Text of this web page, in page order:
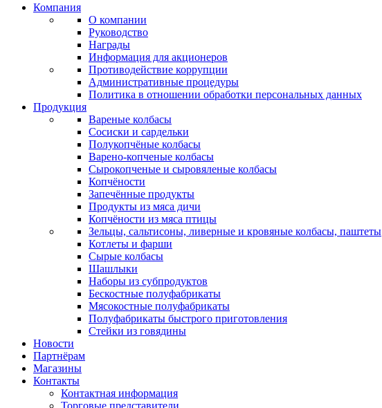
Компания
О компании
Руководство
Награды
Информация для акционеров
Противодействие коррупции
Административные процедуры
Политика в отношении обработки персональных данных
Продукция
Вареные колбасы
Сосиски и сардельки
Полукопчёные колбасы
Варено-копченые колбасы
Сырокопченые и сыровяленые колбасы
Копчёности
Запечённые продукты
Продукты из мяса дичи
Копчёности из мяса птицы
Зельцы, сальтисоны, ливерные и кровяные колбасы, паштеты
Котлеты и фарши
Сырые колбасы
Шашлыки
Наборы из субпродуктов
Бескостные полуфабрикаты
Мясокостные полуфабрикаты
Полуфабрикаты быстрого приготовления
Стейки из говядины
Новости
Партнёрам
Магазины
Контакты
Контактная информация
Торговые представители